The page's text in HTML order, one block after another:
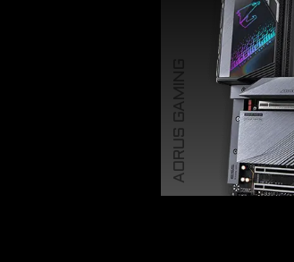
AORUS GAMING